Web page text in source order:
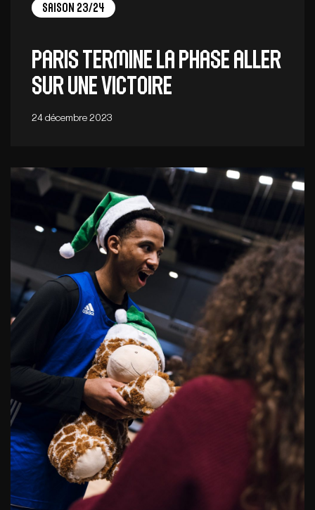
Saison 23/24
Paris termine la phase aller
sur une victoire
24 décembre 2023